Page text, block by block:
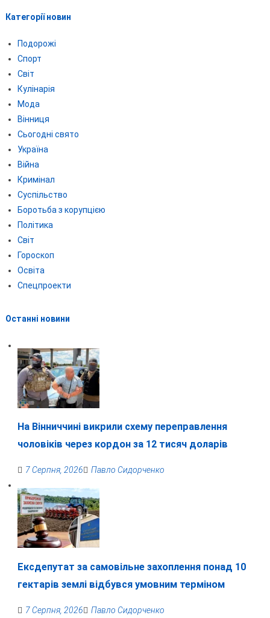
Категорії новин
Подорожі
Спорт
Світ
Кулінарія
Мода
Вінниця
Сьогодні свято
Україна
Війна
Кримінал
Суспільство
Боротьба з корупцією
Політика
Світ
Гороскоп
Освіта
Спецпроекти
Останні новини
На Вінниччині викрили схему переправлення
чоловіків через кордон за 12 тисяч доларів
7 Серпня, 2026 Павло Сидорченко
Ексдепутат за самовільне захоплення понад 10
гектарів землі відбувся умовним терміном
7 Серпня, 2026 Павло Сидорченко